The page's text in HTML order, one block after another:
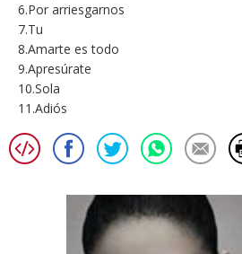
6.Por arriesgarnos
7.Tu
8.Amarte es todo
9.Apresúrate
10.Sola
11.Adiós